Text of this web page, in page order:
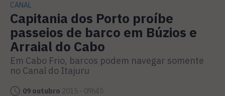
CANAL
Capitania dos Porto proíbe
passeios de barco em Búzios e
Arraial do Cabo
Em Cabo Frio, barcos podem navegar somente
no Canal do Itajuru
09 outubro 2015 - 09h45